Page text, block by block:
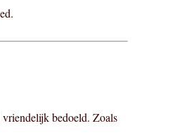
bedoeld. Zoals